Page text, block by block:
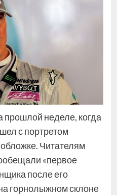
прошлой неделе, когда
с портретом
Читателям
«первое
после его
горнолыжном склоне